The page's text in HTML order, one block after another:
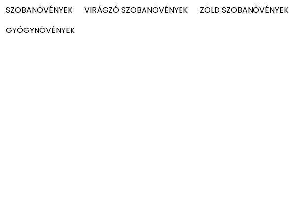
SZOBANÖVÉNYEK
VIRÁGZÓ SZOBANÖVÉNYEK ZÖLD SZOBANÖVÉNYEK
GYÓGYNÖVÉNYEK